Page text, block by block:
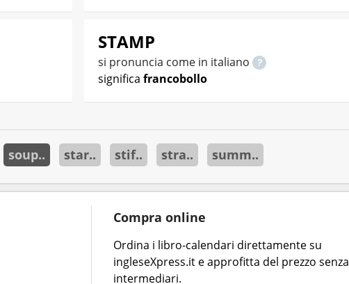
STAMP
si pronuncia come in italiano
significa francobollo
soup.. star.. stif.. stra.. summ..
Compra online
Ordina i libro-calendari direttamente su
ingleseXpress.it e approfitta del prezzo senza
intermediari.